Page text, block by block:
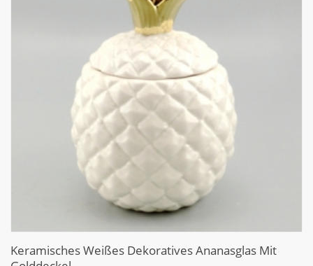
Keramisches Weißes Dekoratives Ananasglas Mit